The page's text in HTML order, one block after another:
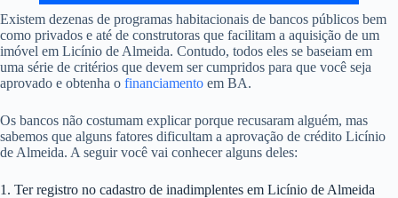
Existem dezenas de programas habitacionais de bancos públicos bem
como privados e até de construtoras que facilitam a aquisição de um
imóvel em Licínio de Almeida. Contudo, todos eles se baseiam em
uma série de critérios que devem ser cumpridos para que você seja
aprovado e obtenha o financiamento em BA.
Os bancos não costumam explicar porque recusaram alguém, mas
sabemos que alguns fatores dificultam a aprovação de crédito Licínio
de Almeida. A seguir você vai conhecer alguns deles:
1. Ter registro no cadastro de inadimplentes em Licínio de Almeida